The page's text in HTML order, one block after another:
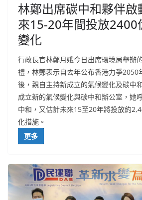
林鄭出席碳中和夥伴啟
來15-20年間投放2400
變化
行政長官林鄭月娥今日出席環境局舉辦
禮，林鄭表示自去年公布香港力爭2050
後，親自主持新成立的氣候變化及碳中
成立新的氣候變化與碳中和辦公室，她
中和，又估計未來15至20年將投放約
化措施。
更多